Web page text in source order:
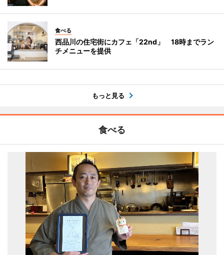
食べる
西品川の住宅街にカフェ「22nd」 18時までラン
チメニューを提供
もっと見る
食べる